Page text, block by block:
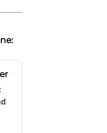
search